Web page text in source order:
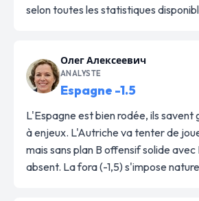
selon toutes les statistiques
Олег Алексеевич
ANALYSTE
Espagne -1.5
L'Espagne est bien rodée, ils savent
à enjeux. L'Autriche va tenter de
mais sans plan B offensif solide
absent. La fora (-1,5) s'impose